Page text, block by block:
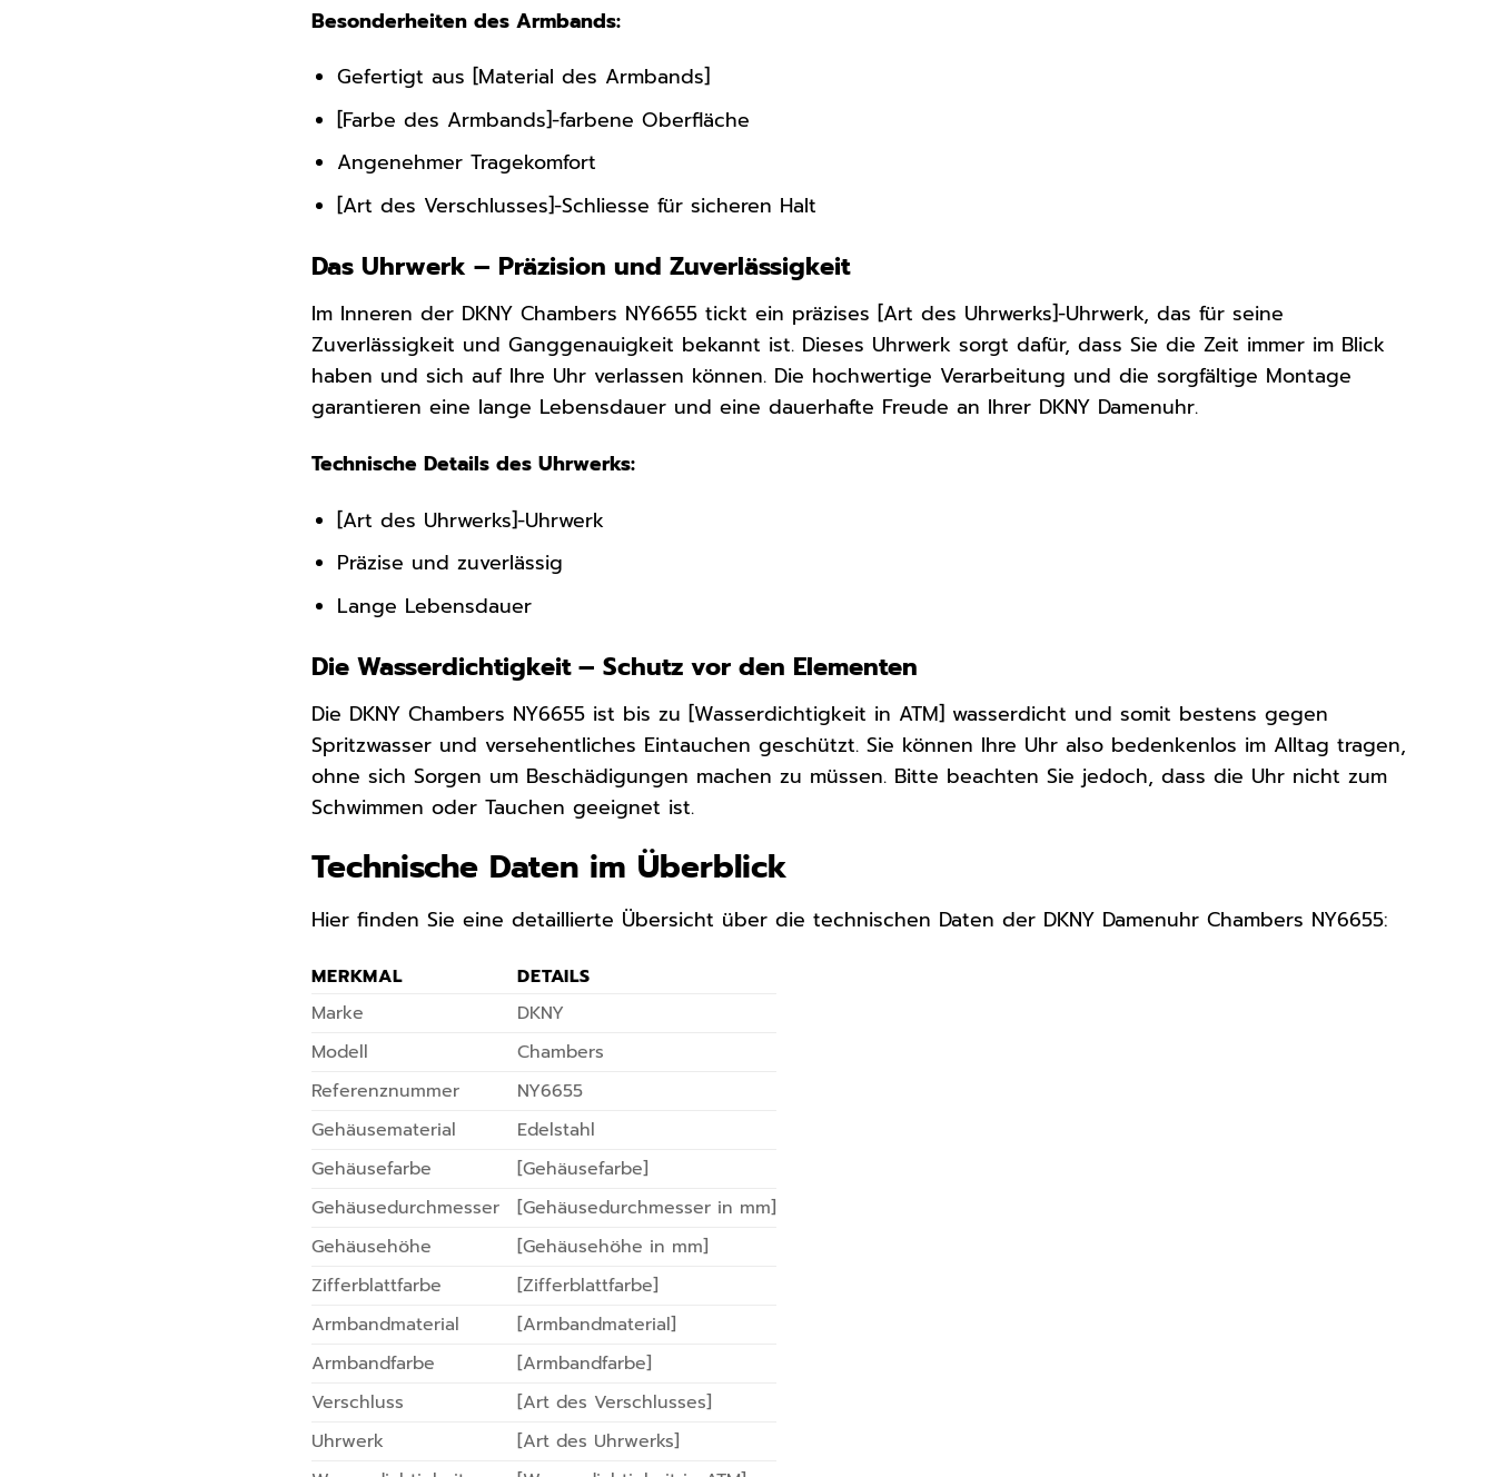
Besonderheiten des Armbands:
Gefertigt aus [Material des Armbands]
[Farbe des Armbands]-farbene Oberfläche
Angenehmer Tragekomfort
[Art des Verschlusses]-Schliesse für sicheren Halt
Das Uhrwerk – Präzision und Zuverlässigkeit
Im Inneren der DKNY Chambers NY6655 tickt ein präzises [Art des Uhrwerks]-Uhrwerk, das für seine
Zuverlässigkeit und Ganggenauigkeit bekannt ist. Dieses Uhrwerk sorgt dafür, dass Sie die Zeit immer im Blick
haben und sich auf Ihre Uhr verlassen können. Die hochwertige Verarbeitung und die sorgfältige Montage
garantieren eine lange Lebensdauer und eine dauerhafte Freude an Ihrer DKNY Damenuhr.
Technische Details des Uhrwerks:
[Art des Uhrwerks]-Uhrwerk
Präzise und zuverlässig
Lange Lebensdauer
Die Wasserdichtigkeit – Schutz vor den Elementen
Die DKNY Chambers NY6655 ist bis zu [Wasserdichtigkeit in ATM] wasserdicht und somit bestens gegen
Spritzwasser und versehentliches Eintauchen geschützt. Sie können Ihre Uhr also bedenkenlos im Alltag tragen,
ohne sich Sorgen um Beschädigungen machen zu müssen. Bitte beachten Sie jedoch, dass die Uhr nicht zum
Schwimmen oder Tauchen geeignet ist.
Technische Daten im Überblick
Hier finden Sie eine detaillierte Übersicht über die technischen Daten der DKNY Damenuhr Chambers NY6655:
MERKMAL
DETAILS
Marke
DKNY
Modell
Chambers
Referenznummer
NY6655
Gehäusematerial
Edelstahl
Gehäusefarbe
[Gehäusefarbe]
Gehäusedurchmesser
[Gehäusedurchmesser in mm]
Gehäusehöhe
[Gehäusehöhe in mm]
Zifferblattfarbe
[Zifferblattfarbe]
Armbandmaterial
[Armbandmaterial]
Armbandfarbe
[Armbandfarbe]
Verschluss
[Art des Verschlusses]
Uhrwerk
[Art des Uhrwerks]